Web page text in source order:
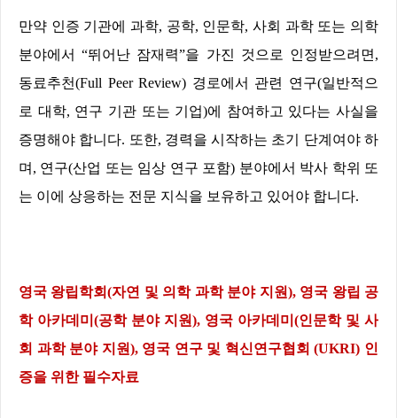
만약 인증 기관에 과학, 공학, 인문학,사회 과학 또는 의학
분야에서 “뛰어난 잠재력”을 가진 것으로 인정받으려면 ,
동료추천(Full Peer Review) 경로에서 관련 연구(일반적으
로 대학, 연구 기관 또는 기업)에 참여하고 있다는 사실을
증명해야 합니다. 또한, 경력을 시작하는 초기 단계여야 하
며 , 연구(산업 또는 임상 연구 포함) 분야에서 박사 학위 또
는 이에 상응하는 전문 지식을 보유하고 있어야 합니다.
영국 왕립학회(자연 및 의학 과학 분야 지원), 영국 왕립 공
학 아카데미 (공학 분야 지원), 영국 아카데미 (인문학 및 사
회 과학 분야 지원), 영국 연구 및 혁신연구협회(UKRI) 인
증을 위한 필수자료